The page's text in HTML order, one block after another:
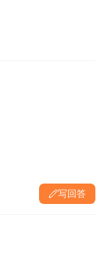
写回答